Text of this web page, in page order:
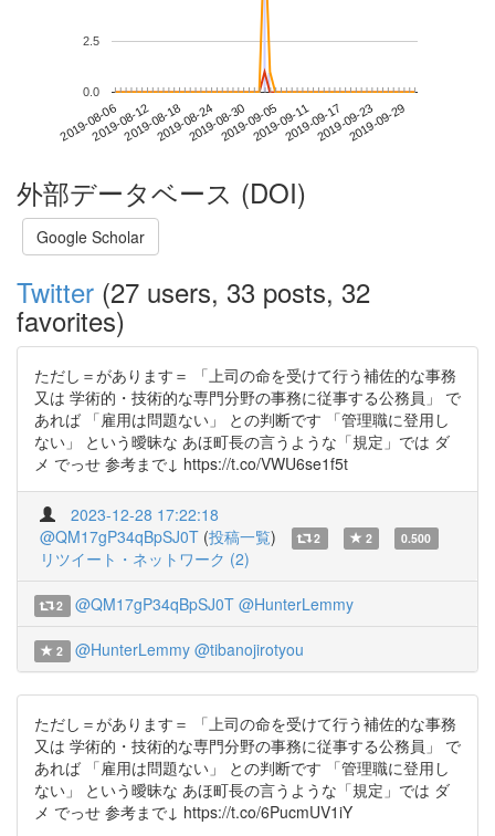
2019-08-062019-08-122019-08-182019-08-242019-08-302019-09-052019-09-112019-09-172019-09-232019-09-29
0.0
2.5
外部データベース (DOI)
Google Scholar
Twitter (27 users, 33 posts, 32
favorites)
ただし＝があります＝ 「上司の命を受けて行う補佐的な事務
又は 学術的・技術的な専門分野の事務に従事する公務員」 で
あれば 「雇用は問題ない」 との判断です 「管理職に登用し
ない」 という曖昧な あほ町長の言うような「規定」では ダ
メ でっせ 参考まで↓ https://t.co/VWU6se1f5t
2023-12-28 17:22:18
@QM17gP34qBpSJ0T (投稿一覧) 2 2 0.500
リツイート・ネットワーク (2)
2 @QM17gP34qBpSJ0T @HunterLemmy
2 @HunterLemmy @tibanojirotyou
ただし＝があります＝ 「上司の命を受けて行う補佐的な事務
又は 学術的・技術的な専門分野の事務に従事する公務員」 で
あれば 「雇用は問題ない」 との判断です 「管理職に登用し
ない」 という曖昧な あほ町長の言うような「規定」では ダ
メ でっせ 参考まで↓ https://t.co/6PucmUV1iY